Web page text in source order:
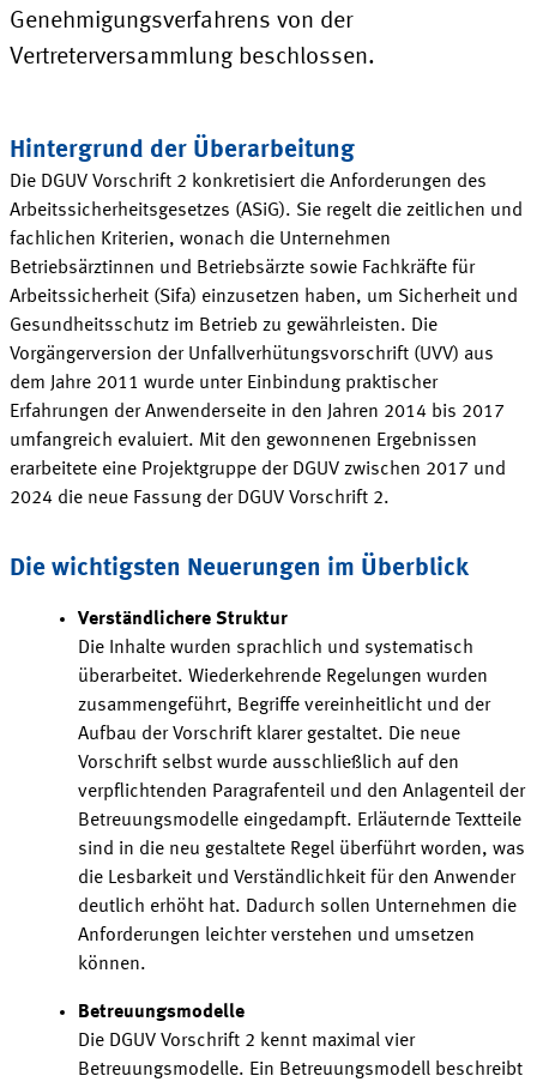
Genehmigungsverfahrens von der
Vertreterversammlung beschlossen.
Hintergrund der Überarbeitung
Die DGUV Vorschrift 2 konkretisiert die Anforderungen des
Arbeitssicherheitsgesetzes (ASiG). Sie regelt die zeitlichen und
fachlichen Kriterien, wonach die Unternehmen
Betriebsärztinnen und Betriebsärzte sowie Fachkräfte für
Arbeitssicherheit (Sifa) einzusetzen haben, um Sicherheit und
Gesundheitsschutz im Betrieb zu gewährleisten. Die
Vorgängerversion der Unfallverhütungsvorschrift (UVV) aus
dem Jahre 2011 wurde unter Einbindung praktischer
Erfahrungen der Anwenderseite in den Jahren 2014 bis 2017
umfangreich evaluiert. Mit den gewonnenen Ergebnissen
erarbeitete eine Projektgruppe der DGUV zwischen 2017 und
2024 die neue Fassung der DGUV Vorschrift 2.
Die wichtigsten Neuerungen im Überblick
Verständlichere Struktur
Die Inhalte wurden sprachlich und systematisch
überarbeitet. Wiederkehrende Regelungen wurden
zusammengeführt, Begriffe vereinheitlicht und der
Aufbau der Vorschrift klarer gestaltet. Die neue
Vorschrift selbst wurde ausschließlich auf den
verpflichtenden Paragrafenteil und den Anlagenteil der
Betreuungsmodelle eingedampft. Erläuternde Textteile
sind in die neu gestaltete Regel überführt worden, was
die Lesbarkeit und Verständlichkeit für den Anwender
deutlich erhöht hat. Dadurch sollen Unternehmen die
Anforderungen leichter verstehen und umsetzen
können.
Betreuungsmodelle
Die DGUV Vorschrift 2 kennt maximal vier
Betreuungsmodelle. Ein Betreuungsmodell beschreibt